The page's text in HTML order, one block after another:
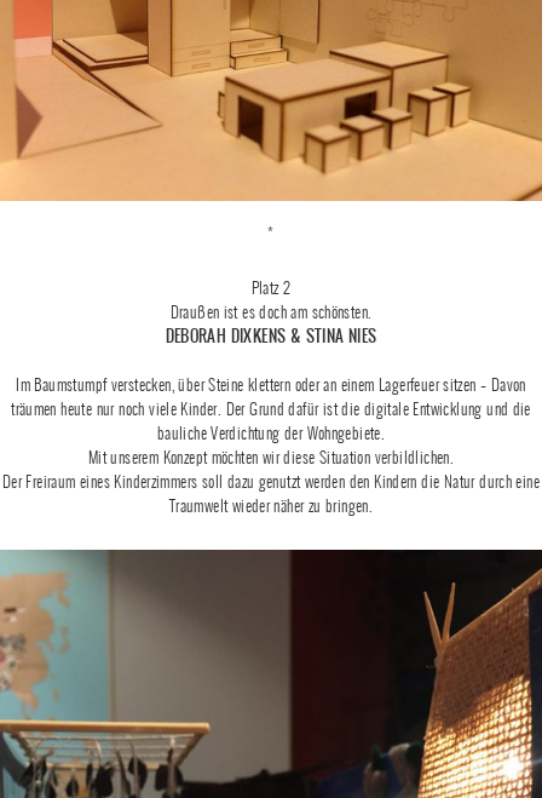
*
Platz 2
Draußen ist es doch am schönsten.
DEBORAH DIXKENS & STINA NIES
Im Baumstumpf verstecken, über Steine klettern oder an einem Lagerfeuer sitzen – Davon
träumen heute nur noch viele Kinder. Der Grund dafür ist die digitale Entwicklung und die
bauliche Verdichtung der Wohngebiete.
Mit unserem Konzept möchten wir diese Situation verbildlichen.
Der Freiraum eines Kinderzimmers soll dazu genutzt werden den Kindern die Natur durch eine
Traumwelt wieder näher zu bringen.